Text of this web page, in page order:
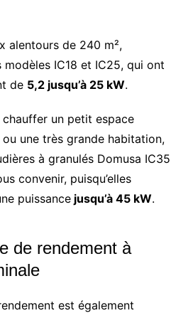
alentours de 240 m²,
IC18 et IC25, qui ont
de 5,2 jusqu’à 25 kW.
un petit espace
une très grande habitation,
à granulés Domusa IC35
convenir, puisqu’elles
puissancejusqu’à 45 kW.
de rendement à
est également